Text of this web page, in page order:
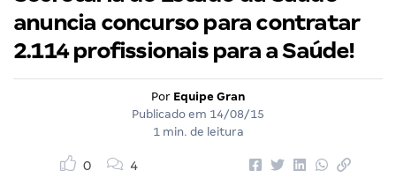
anuncia concurso para contratar
2.114 profissionais para a Saúde!
Por Equipe Gran
Publicado em 14/08/15
1 min. de leitura
0 4